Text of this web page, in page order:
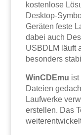
kostenlose
Desktop-
Geräten feste
dabei auch
USBDLM läuft
besonders
WinCDEmu ist
Dateien
Laufwerke
erstellen. Das